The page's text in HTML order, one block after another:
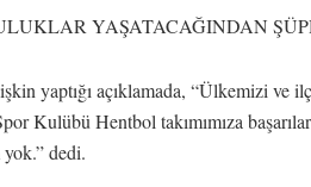
YAŞATACAĞINDAN
yaptığı açıklamada, “Ülkemizi ve
Kulübü Hentbol takımımıza
dedi.